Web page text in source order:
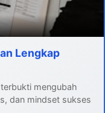
Lengkap
mengubah
dan mindset sukses